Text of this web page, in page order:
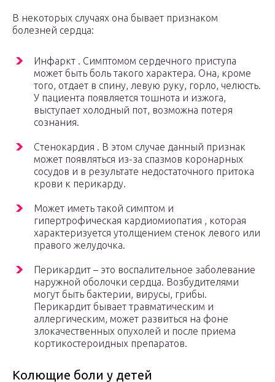
В некоторых случаях она бывает признаком
болезней сердца:
Инфаркт . Симптомом сердечного приступа
может быть боль такого характера. Она, кроме
того, отдает в спину, левую руку, горло, челюсть.
У пациента появляется тошнота и изжога,
выступает холодный пот, возможна потеря
сознания.
Стенокардия . В этом случае данный признак
может появляться из-за спазмов коронарных
сосудов и в результате недостаточного притока
крови к перикарду.
Может иметь такой симптом и
гипертрофическая кардиомиопатия , которая
характеризуется утолщением стенок левого или
правого желудочка.
Перикардит – это воспалительное заболевание
наружной оболочки сердца. Возбудителями
могут быть бактерии, вирусы, грибы.
Перикардит бывает травматическим и
аллергическим, может развиться на фоне
злокачественных опухолей и после приема
кортикостероидных препаратов.
Колющие боли у детей